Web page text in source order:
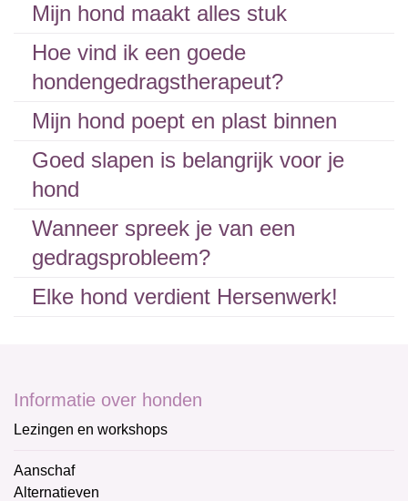
Mijn hond maakt alles stuk
Hoe vind ik een goede
hondengedragstherapeut?
Mijn hond poept en plast binnen
Goed slapen is belangrijk voor je
hond
Wanneer spreek je van een
gedragsprobleem?
Elke hond verdient Hersenwerk!
Informatie over honden
Lezingen en workshops
Aanschaf
Alternatieven